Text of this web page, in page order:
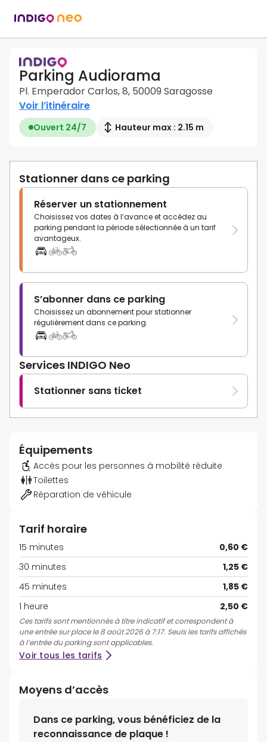
Parking Audiorama
Pl. Emperador Carlos, 8, 50009 Saragosse
Voir l’itinéraire
Ouvert 24/7 Hauteur max : 2.15 m
Stationner dans ce parking
Réserver un stationnement
Choisissez vos dates à l’avance et accédez au
parking pendant la période sélectionnée à un tarif
avantageux.
S’abonner dans ce parking
Choisissez un abonnement pour stationner
régulièrement dans ce parking.
Services INDIGO Neo
Stationner sans ticket
Équipements
Accès pour les personnes à mobilité réduite
Toilettes
Réparation de véhicule
Tarif horaire
15 minutes
0,60 €
30 minutes
1,25 €
45 minutes
1,85 €
1 heure
2,50 €
Ces tarifs sont mentionnés à titre indicatif et correspondent à
une entrée sur place le 8 août 2026 à 7:17. Seuls les tarifs affichés
à l’entrée du parking sont applicables.
Voir tous les tarifs
Moyens d’accès
Dans ce parking, vous bénéficiez de la
reconnaissance de plaque !